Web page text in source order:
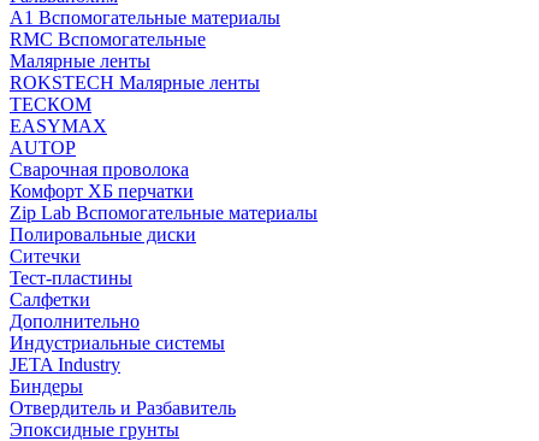
А1 Вспомогательные материалы
RMC Вспомогательные
Малярные ленты
ROKSTECH Малярные ленты
ТЕСКОМ
EASYMAX
AUTOP
Сварочная проволока
Комфорт ХБ перчатки
Zip Lab Вспомогательные материалы
Полировальные диски
Ситечки
Тест-пластины
Салфетки
Дополнительно
Индустриальные системы
JETA Industry
Биндеры
Отвердитель и Разбавитель
Эпоксидные грунты